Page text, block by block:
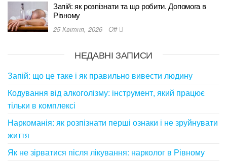
Запій: як розпізнати та що робити. Допомога в
Рівному
25 Квітня, 2026 Off
НЕДАВНІ ЗАПИСИ
Запій: що це таке і як правильно вивести людину
Кодування від алкоголізму: інструмент, який працює
тільки в комплексі
Наркоманія: як розпізнати перші ознаки і не зруйнувати
життя
Як не зірватися після лікування: нарколог в Рівному